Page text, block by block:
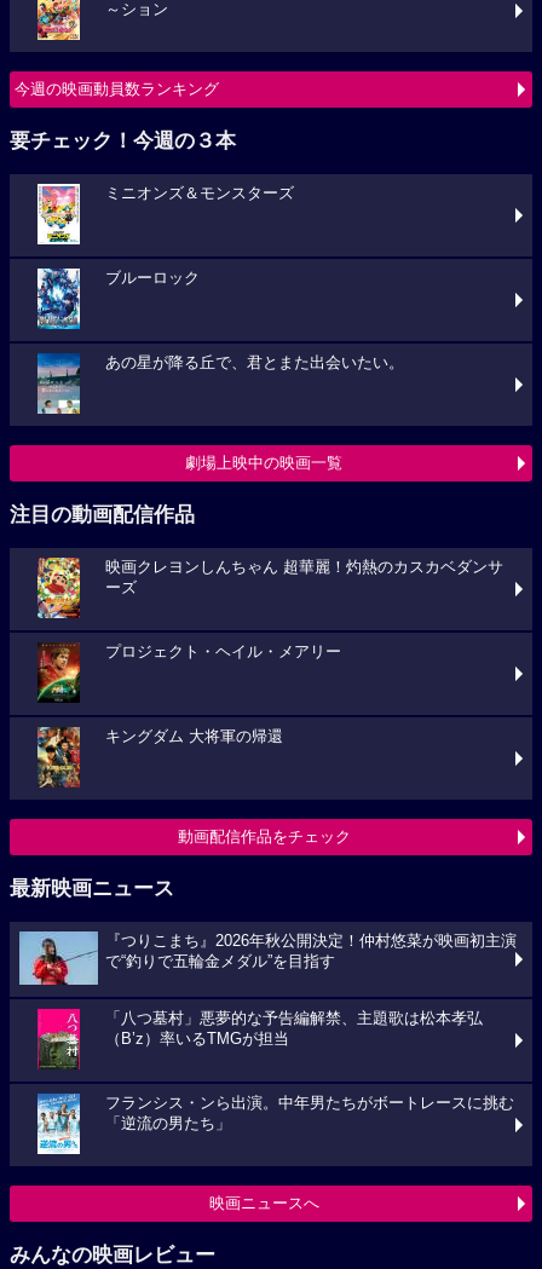
～ション
今週の映画動員数ランキング
要チェック！今週の３本
ミニオンズ＆モンスターズ
ブルーロック
あの星が降る丘で、君とまた出会いたい。
劇場上映中の映画一覧
注目の動画配信作品
映画クレヨンしんちゃん 超華麗！灼熱のカスカベダンサ
ーズ
プロジェクト・ヘイル・メアリー
キングダム 大将軍の帰還
動画配信作品をチェック
最新映画ニュース
『つりこまち』2026年秋公開決定！仲村悠菜が映画初主演
で“釣りで五輪金メダル”を目指す
「八つ墓村」悪夢的な予告編解禁、主題歌は松本孝弘
（B’z）率いるTMGが担当
フランシス・ンら出演。中年男たちがボートレースに挑む
「逆流の男たち」
映画ニュースへ
みんなの映画レビュー